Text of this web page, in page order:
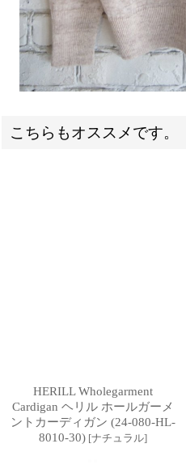
こちらもオススメです。
HERILL Wholegarment
Cardigan ヘリル ホールガーメ
ントカーディガン (24-080-HL-
8010-30) [ナチュラル]